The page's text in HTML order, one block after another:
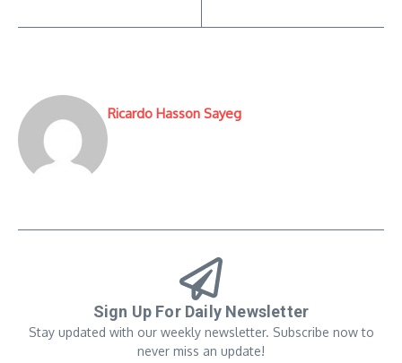
Ricardo Hasson Sayeg
Sign Up For Daily Newsletter
Stay updated with our weekly newsletter. Subscribe now to
never miss an update!